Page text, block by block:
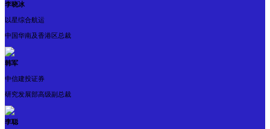
李晓冰
以星综合航运
中国华南及香港区总裁
韩军
中信建投证券
研究发展部高级副总裁
李聪